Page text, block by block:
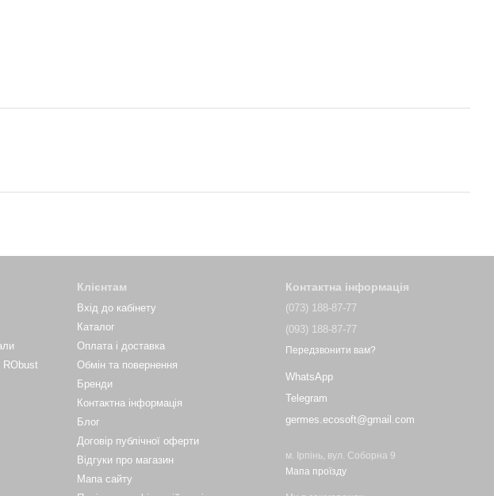
RObust
Клієнтам
Вхід до кабінету
Каталог
Оплата і доставка
Обмін та повернення
Бренди
Контактна інформація
Блог
Договір публічної оферти
Відгуки про магазин
Мапа сайту
Контактна інформація
(073) 188-87-77
(093) 188-87-77
Передзвонити вам?
WhatsApp
Telegram
germes.ecosoft@gmail.com
м. Ірпінь, вул. Соборна 9
Мапа проїзду